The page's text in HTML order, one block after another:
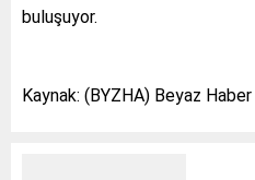
buluşuyor.
Kaynak: (BYZHA) Beyaz Haber